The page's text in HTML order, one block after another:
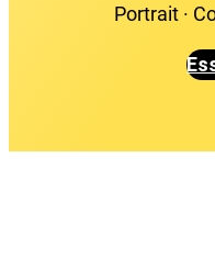
Portrait ·